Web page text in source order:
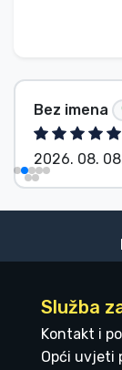
Bez imena
2026. 08.
Služba
Kontakt i
Opći uvjeti